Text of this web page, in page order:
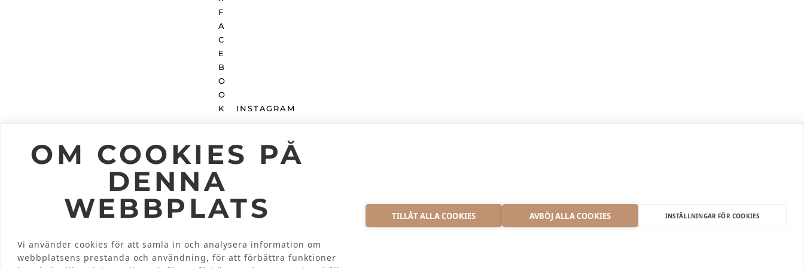
OM COOKIES PÅ
DENNA
WEBBPLATS
Vi använder cookies för att samla in och analysera information om
webbplatsens prestanda och användning, för att förbättra funktioner
TILLÅT ALLA COOKIES AVBÖJ ALLA COOKIES INSTÄLLNINGAR FÖR COOKIES
INSTAGRAM